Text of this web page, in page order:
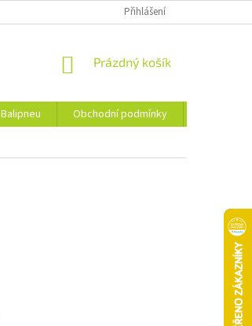
Přihlášení
NÁKUPNÍ
Prázdný košík
Balipneu Obchodní podmínky